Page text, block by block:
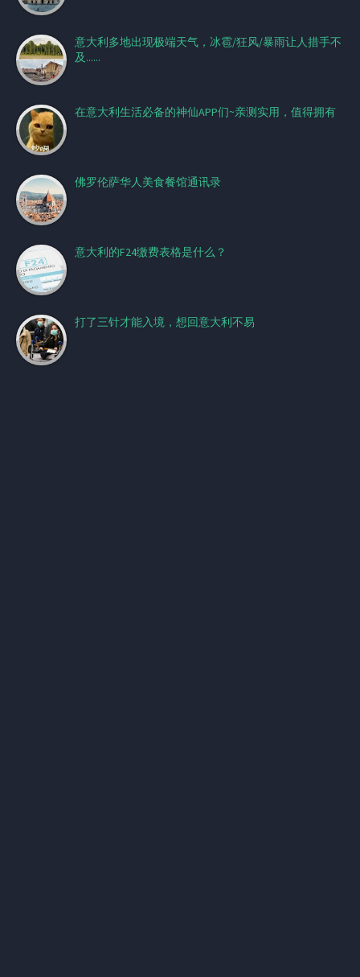
意大利多地出现极端天气，冰雹/狂风/暴雨让人措手不
及......
在意大利生活必备的神仙APP们~亲测实用，值得拥有
佛罗伦萨华人美食餐馆通讯录
意大利的F24缴费表格是什么？
打了三针才能入境，想回意大利不易